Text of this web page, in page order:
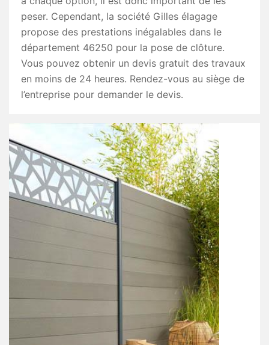
peser. Cependant, la société Gilles élagage
propose des prestations inégalables dans le
département 46250 pour la pose de clôture.
Vous pouvez obtenir un devis gratuit des travaux
en moins de 24 heures. Rendez-vous au siège de
l’entreprise pour demander le devis.